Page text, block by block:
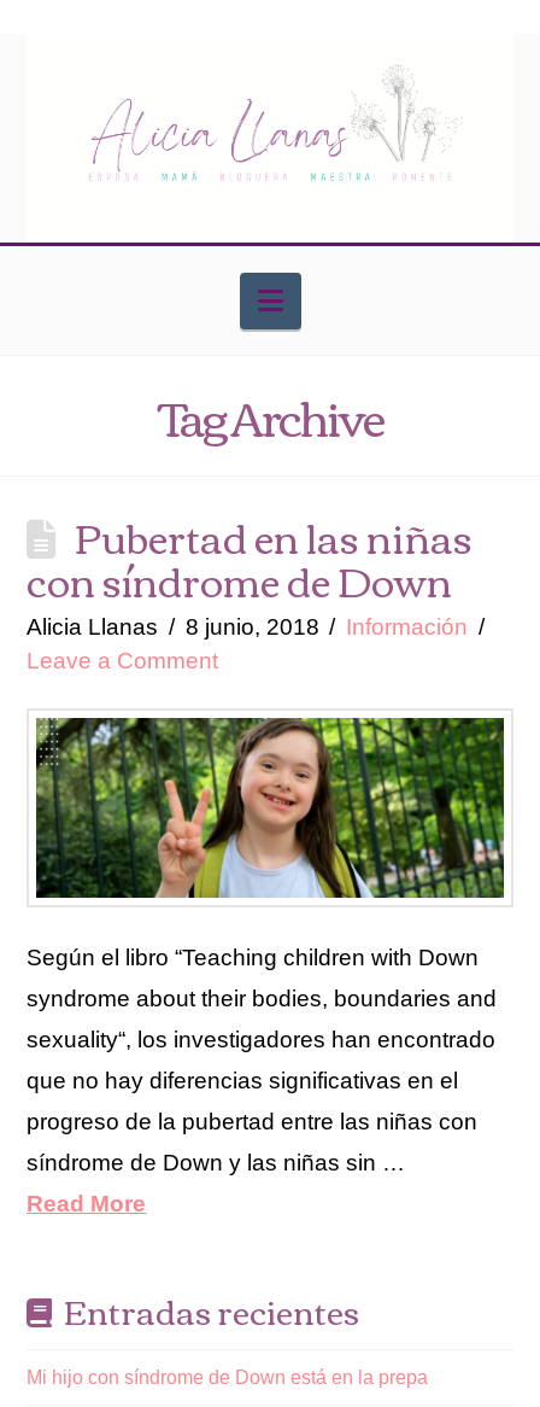
Navigation
Tag Archive
Pubertad en las niñas
con síndrome de Down
Alicia Llanas 8 junio, 2018
Información
Leave a Comment
Según el libro “Teaching children with Down
syndrome about their bodies, boundaries and
sexuality“, los investigadores han encontrado
que no hay diferencias significativas en el
progreso de la pubertad entre las niñas con
síndrome de Down y las niñas sin …
Read More
Entradas recientes
Mi hijo con síndrome de Down está en la prepa